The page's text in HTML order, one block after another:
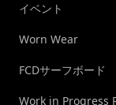
イベント
Worn Wear
FCDサーフボード
Work in Progress